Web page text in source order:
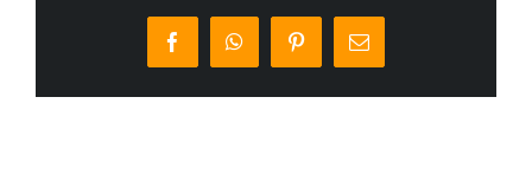
FacebookWhatsAppPinterest
E-
Mail